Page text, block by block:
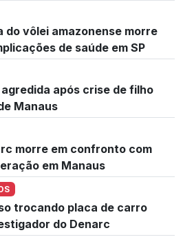
do vôlei amazonense morre
de saúde em SP
após crise de filho
Manaus
morre em confronto com
em Manaus
trocando placa de carro
do Denarc